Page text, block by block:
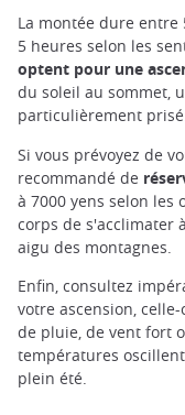
La montée dure
5 heures selon les
optent pour une
du soleil au sommet,
particulièrement
Si vous prévoyez de
recommandé de
à 7000 yens selon les
corps de s'acclimater
aigu des montagnes.
Enfin, consultez
votre ascension,
de pluie, de vent fort
températures
plein été.